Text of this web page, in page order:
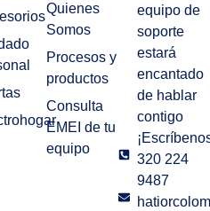
Quienes
Somos
Procesos y
productos
Consulta
EMEI de tu
equipo
equipo de
soporte
estará
encantado
de hablar
contigo
320 224
9487